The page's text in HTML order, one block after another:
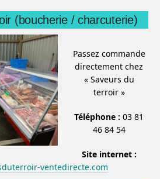
(boucherie / charcuterie)
Passez commande
directement chez
« Saveurs du
terroir »
Téléphone : 03 81
46 84 54
Site internet :
ventedirecte.com